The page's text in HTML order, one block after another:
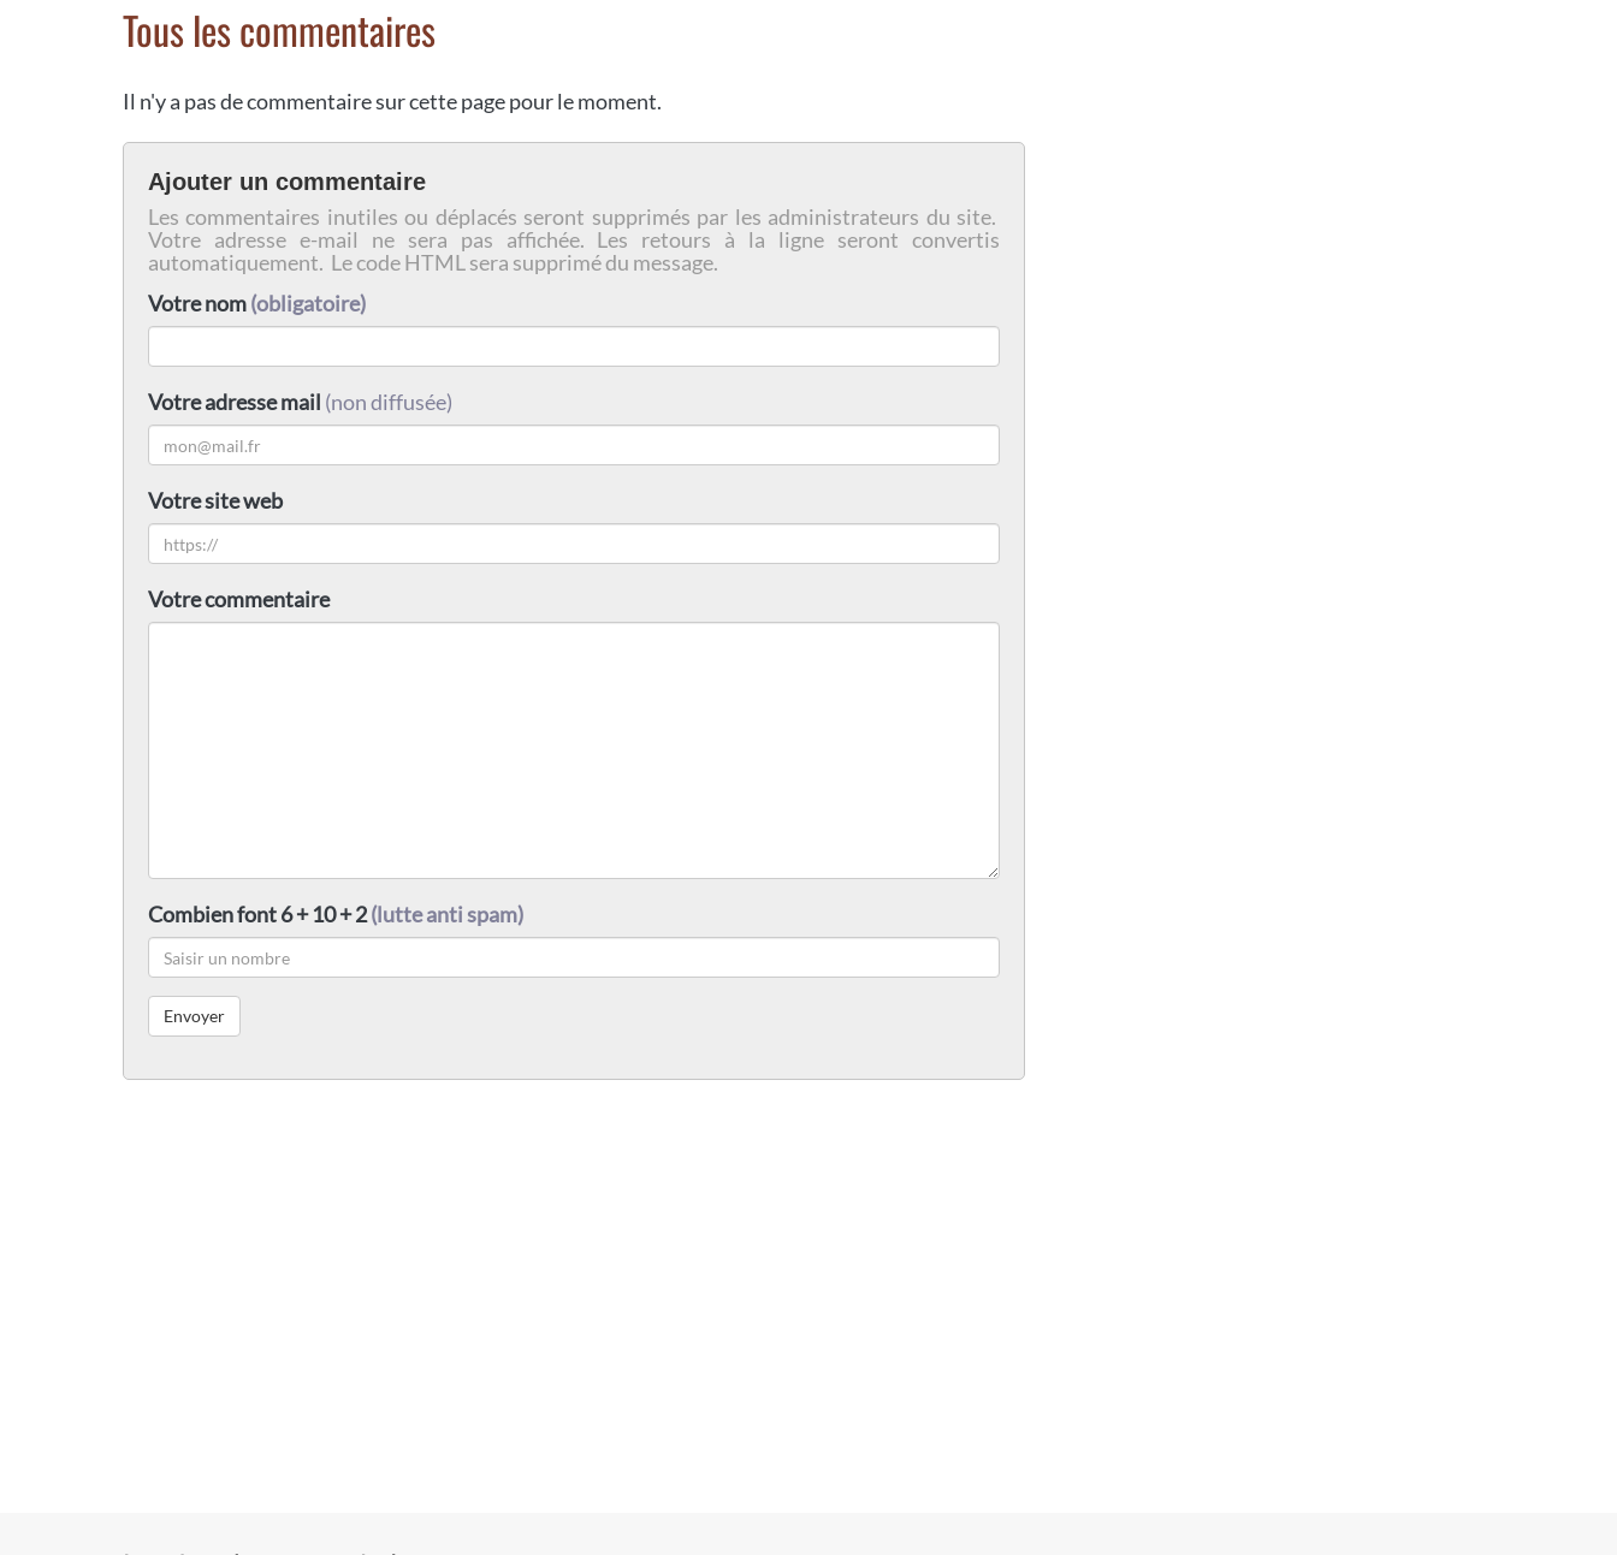
Tous les commentaires
Il n'y a pas de commentaire sur cette page pour le moment.
Ajouter un commentaire
Les commentaires inutiles ou déplacés seront supprimés par les administrateurs du site.
Votre adresse e-mail ne sera pas affichée. Les retours à la ligne seront convertis
automatiquement. Le code HTML sera supprimé du message.
Votre nom(obligatoire)
Votre adresse mail (non diffusée)
Votre site web
Votre commentaire
Combien font 6 + 10 + 2(lutte anti spam)